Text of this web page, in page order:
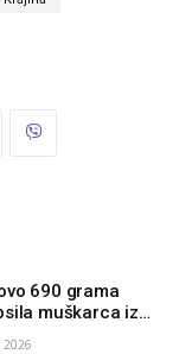
690 grama
muškarca iz
2026